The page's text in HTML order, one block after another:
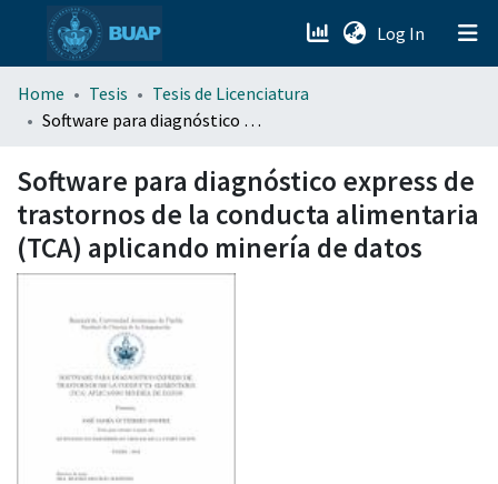
Log In (current)
menu.section.about_menu
Home Tesis
Tesis de Licenciatura
Software para diagnóstico express de trastornos de la conducta alimentaria (TCA) aplicando minería de datos
Software para diagnóstico express de
trastornos de la conducta alimentaria
(TCA) aplicando minería de datos